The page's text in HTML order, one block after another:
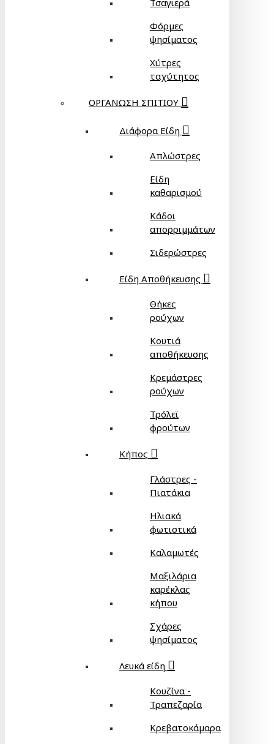
Τσαγιερά
Φόρμες
ψησίματος
Χύτρες
ταχύτητος
ΟΡΓΑΝΩΣΗ ΣΠΙΤΙΟΥ
Διάφορα Είδη
Απλώστρες
Είδη
καθαρισμού
Κάδοι
απορριμμάτων
Σιδερώστρες
Είδη Αποθήκευσης
Θήκες
ρούχων
Κουτιά
αποθήκευσης
Κρεμάστρες
ρούχων
Τρόλεϊ
φρούτων
Κήπος
Γλάστρες -
Πιατάκια
Ηλιακά
φωτιστικά
Καλαμωτές
Μαξιλάρια
καρέκλας
κήπου
Σχάρες
ψησίματος
Λευκά είδη
Κουζίνα -
Τραπεζαρία
Κρεβατοκάμαρα